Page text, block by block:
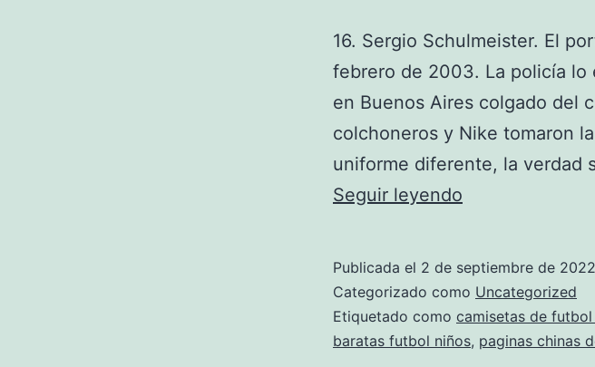
16. Sergio Schulmeister. El
febrero de 2003. La policía lo
en Buenos Aires colgado del
colchoneros y Nike tomaron
uniforme diferente, la verdad
Seguir leyendo
futbol
Publicada el 2 de septiembre de 2022
Categorizado como Uncategorized
Etiquetado como camisetas de
baratas futbol niños, paginas chinas